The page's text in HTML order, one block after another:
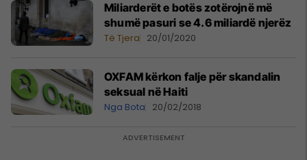
Miliarderët e botës zotërojnë më
shumë pasuri se 4.6 miliardë njerëz
Të Tjera 20/01/2020
OXFAM kërkon falje për skandalin
seksual në Haiti
Nga Bota 20/02/2018